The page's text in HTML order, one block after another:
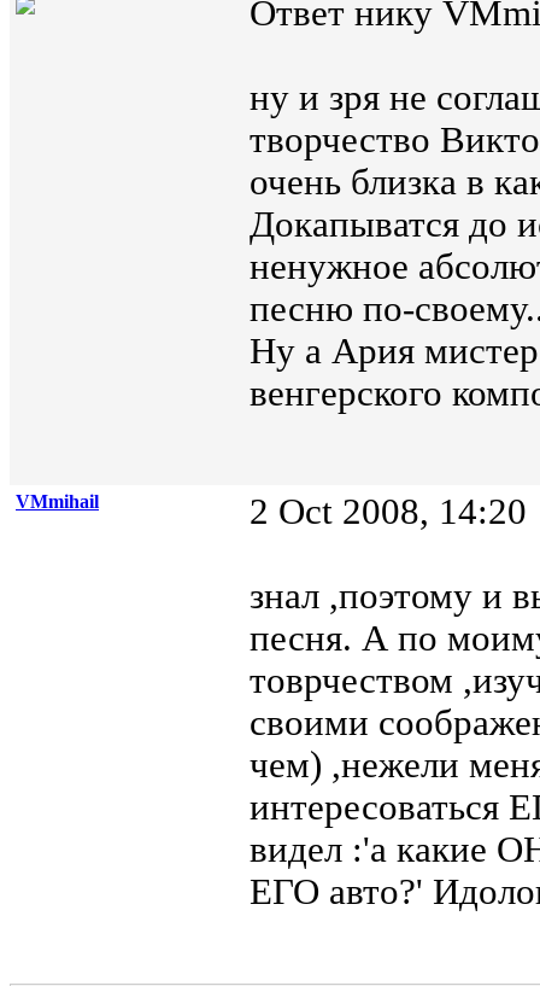
Ответ нику
ну и зря не
творчество
очень близка в
Докапыватся до
ненужное
песню по-
Ну а Ария
венгерского
VMmihail 2 Oct 2008, 14:20
знал ,поэтому и
песня. А по
товрчеством
своими
чем) ,нежели
интересоваться
видел :'а какие
ЕГО авто?'